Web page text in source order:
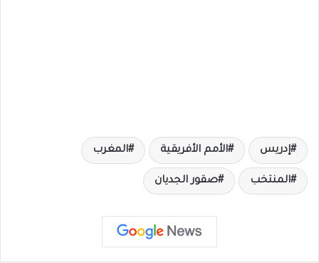
إدريس الأمم الأفريقية المغرب
المنتخب صقور الجديان